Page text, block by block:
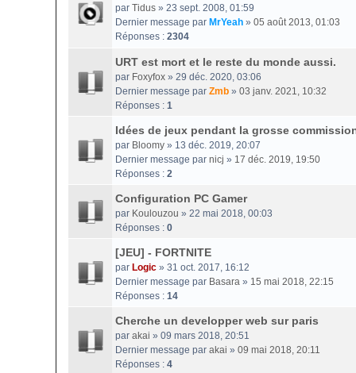
par Tidus » 23 sept. 2008, 01:59
Dernier message par MrYeah » 05 août 2013, 01:03
Réponses : 2304
URT est mort et le reste du monde aussi.
par Foxyfox » 29 déc. 2020, 03:06
Dernier message par Zmb » 03 janv. 2021, 10:32
Réponses : 1
Idées de jeux pendant la grosse
par Bloomy » 13 déc. 2019, 20:07
Dernier message par nicj » 17 déc. 2019, 19:50
Réponses : 2
Configuration PC Gamer
par Koulouzou » 22 mai 2018, 00:03
Réponses : 0
[JEU] - FORTNITE
par Logic » 31 oct. 2017, 16:12
Dernier message par Basara » 15 mai 2018, 22:15
Réponses : 14
Cherche un developper web sur paris
par akai » 09 mars 2018, 20:51
Dernier message par akai » 09 mai 2018, 20:11
Réponses : 4